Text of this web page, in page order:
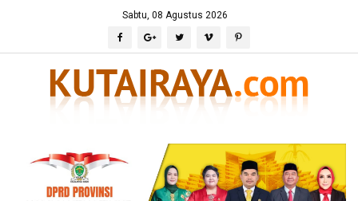
Sabtu, 08 Agustus 2026